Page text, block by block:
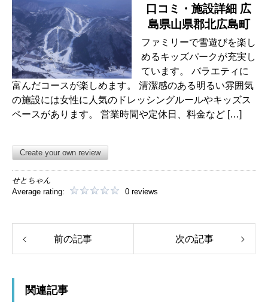
口コミ・施設詳細 広
島県山県郡北広島町
ファミリーで雪遊びを楽し
めるキッズパークが充実し
ています。 バラエティに
富んだコースが楽しめます。 清潔感のある明るい雰囲気
の施設には女性に人気のドレッシングルールやキッズス
ペースがあります。 営業時間や定休日、料金など […]
Create your own review
せとちゃん
Average rating:
0 reviews
前の記事 次の記事
関連記事